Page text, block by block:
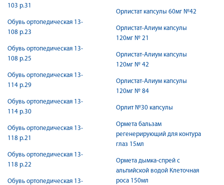
103 р.31
Обувь ортопедическая 13-
108 р.23
Обувь ортопедическая 13-
108 р.25
Обувь ортопедическая 13-
114 р.29
Обувь ортопедическая 13-
114 р.30
Обувь ортопедическая 13-
118 р.21
Обувь ортопедическая 13-
118 р.22
Обувь ортопедическая 13-
Орлистат капсулы 60мг №42
Орлистат-Алиум капсулы
120мг № 21
Орлистат-Алиум капсулы
120мг № 42
Орлистат-Алиум капсулы
120мг № 84
Орлит №30 капсулы
Ормета бальзам
регенерирующий для контура
глаз 15мл
Ормета дымка-спрей с
альпийской водой Клеточная
роса 150мл